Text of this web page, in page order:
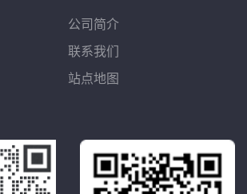
公司简介
联系我们
站点地图